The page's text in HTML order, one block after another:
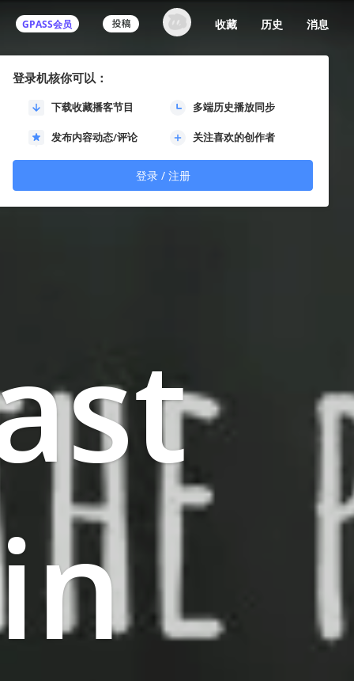
GPASS会员
登录机核你可以：
下载收藏播客节目 多端历史播放同步
发布内容动态/评论 关注喜欢的创作者
登录 / 注册
收藏 历史 消息